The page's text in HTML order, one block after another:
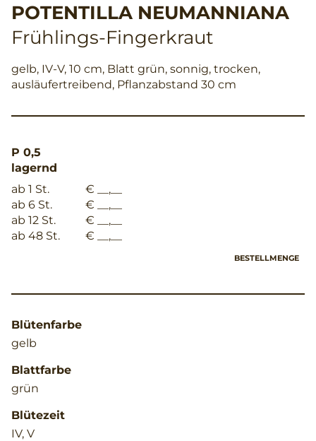
POTENTILLA NEUMANNIANA
Frühlings-Fingerkraut
gelb, IV-V, 10 cm, Blatt grün, sonnig, trocken,
ausläufertreibend, Pflanzabstand 30 cm
P 0,5
lagernd
ab 1 St.
€ __,__
ab 6 St.
€ __,__
ab 12 St.
€ __,__
ab 48 St.
€ __,__
BESTELLMENGE
Blütenfarbe
gelb
Blattfarbe
grün
Blütezeit
IV, V